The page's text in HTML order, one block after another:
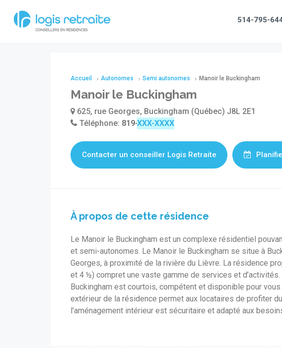
514-795-
Accueil Autonomes Semi autonomes Manoir le Buckingham
Manoir le Buckingham
625, rue Georges, Buckingham (Québec) J8L 2E1
Téléphone: 819-281-5999
Contacter un conseiller Logis Retraite
À propos de cette résidence
Le Manoir le Buckingham est un complexe résidentiel
et semi-autonomes. Le Manoir le Buckingham se situe à
Georges, à proximité de la rivière du Lièvre. La résidence
et 4 ½) compret une vaste gamme de services et
Buckingham est courtois, compétent et disponible pour vous
extérieur de la résidence permet aux locataires de profiter
l’aménagement intérieur est sécuritaire et adapté aux